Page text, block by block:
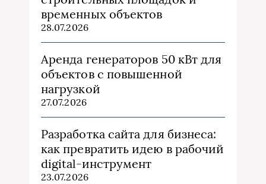
временных объектов
28.07.2026
Аренда генераторов 50 кВт для
объектов с повышенной
нагрузкой
27.07.2026
Разработка сайта для бизнеса:
как превратить идею в рабочий
digital-инструмент
23.07.2026